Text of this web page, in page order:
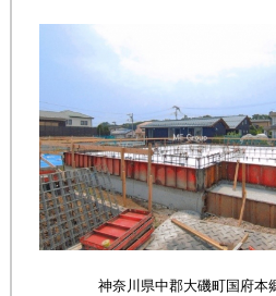
神奈川県中郡大磯町国府本